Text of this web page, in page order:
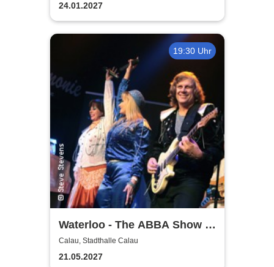
24.01.2027
19:30 Uhr
Waterloo - The ABBA Show -
A Tribute to ABBA with 4
Swedes
Calau, Stadthalle Calau
21.05.2027